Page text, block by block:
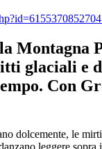
Montagna
glaciali e
Con
dolcemente, le
leggere sopra